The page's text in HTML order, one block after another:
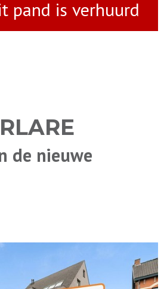
pand is verhuurd
de nieuwe